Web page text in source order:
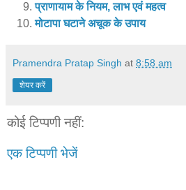
प्राणायाम के नियम, लाभ एवं महत्व
मोटापा घटाने अचूक के उपाय
Pramendra Pratap Singh at 8:58 am
शेयर करें
कोई टिप्पणी नहीं:
एक टिप्पणी भेजें